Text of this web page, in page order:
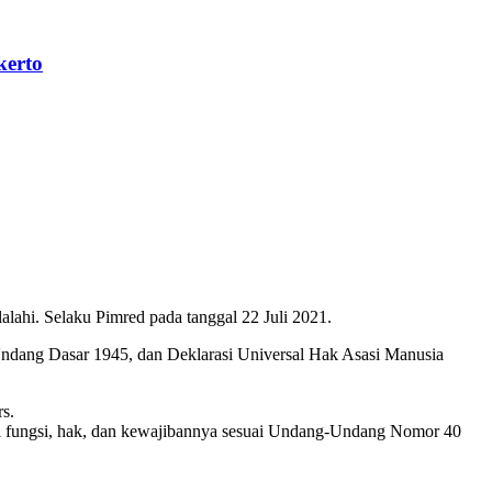
Selaku Pimred pada tanggal 22 Juli 2021.
Dasar 1945, dan Deklarasi Universal Hak Asasi Manusia
hak, dan kewajibannya sesuai Undang-Undang Nomor 40